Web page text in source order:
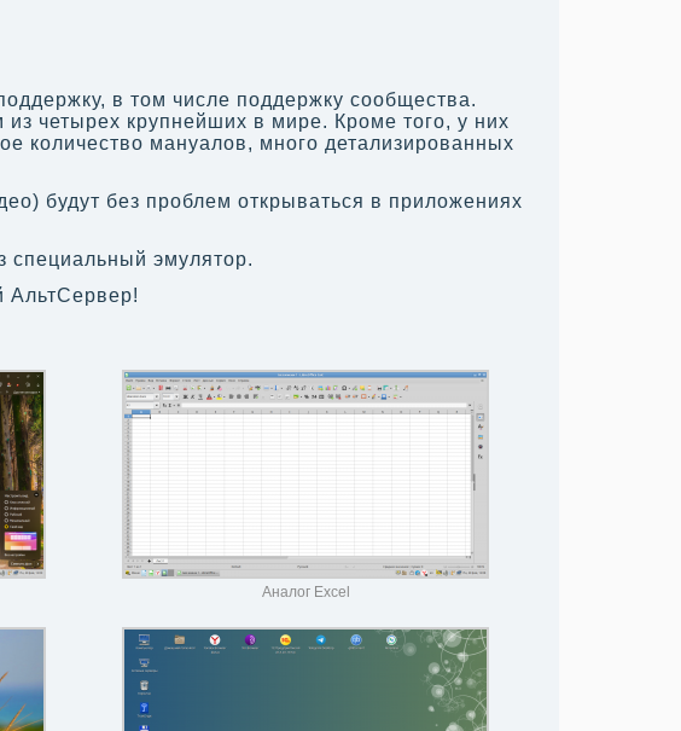
в том числе поддержку сообщества.
четырех крупнейших в мире. Кроме того, у них
количество мануалов, много детализированных
будут без проблем открываться в приложениях
специальный эмулятор.
АльтСервер!
Аналог Excel